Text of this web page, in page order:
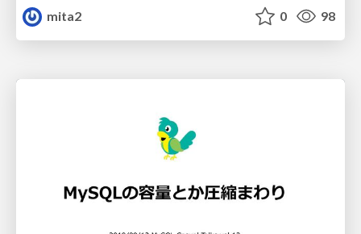
mita2
0 98